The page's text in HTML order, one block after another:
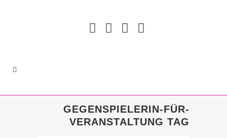
GEGENSPIELERIN-FÜR-
VERANSTALTUNG TAG